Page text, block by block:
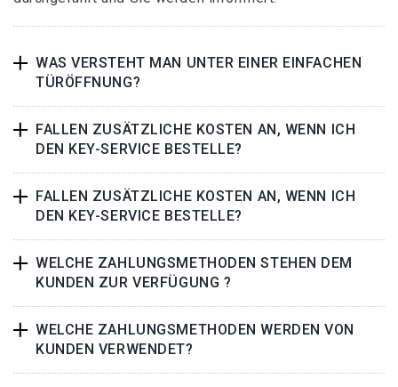
WAS VERSTEHT MAN UNTER EINER EINFACHEN
TÜRÖFFNUNG?
FALLEN ZUSÄTZLICHE KOSTEN AN, WENN ICH
DEN KEY-SERVICE BESTELLE?
FALLEN ZUSÄTZLICHE KOSTEN AN, WENN ICH
DEN KEY-SERVICE BESTELLE?
WELCHE ZAHLUNGSMETHODEN STEHEN DEM
KUNDEN ZUR VERFÜGUNG ?
WELCHE ZAHLUNGSMETHODEN WERDEN VON
KUNDEN VERWENDET?